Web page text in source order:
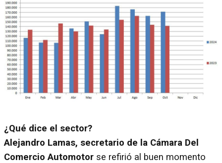
¿Qué dice el sector?
Alejandro Lamas, secretario de la Cámara Del
Comercio Automotor se refirió al buen momento